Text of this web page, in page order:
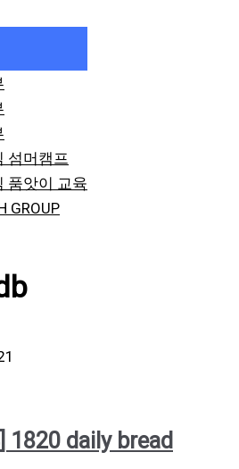
섬머캠프
품앗이 교육
GROUP
1820 daily bread